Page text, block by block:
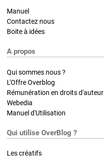
Manuel
Contactez nous
Boite à idées
A propos
Qui sommes nous ?
L'Offre Overblog
Rémunération en droits d'auteur
Webedia
Manuel d'Utilisation
Qui utilise OverBlog ?
Les créatifs